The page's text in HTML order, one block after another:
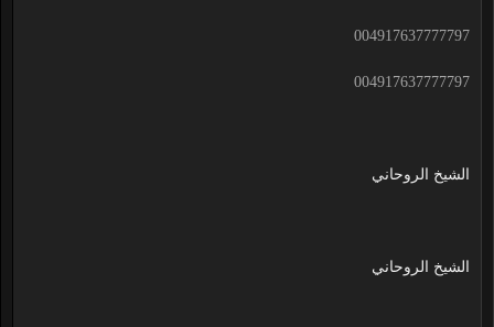
004917637777797
004917637777797
الشيخ الروحاني
الشيخ الروحاني